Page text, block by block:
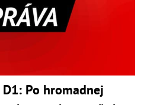
Po hromadnej